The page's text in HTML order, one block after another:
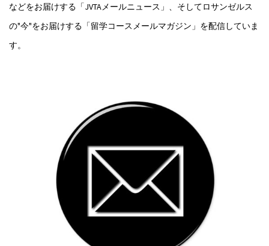
などをお届けする「JVTAメールニュース」、そしてロサンゼルス
の"今"をお届けする「留学コースメールマガジン」を配信していま
す。